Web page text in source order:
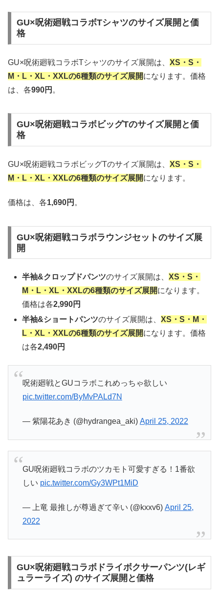
GU×呪術廻戦コラボTシャツのサイズ展開と価
格
GU×呪術廻戦コラボTシャツのサイズ展開は、 XS・S・
M・L・XL・XXLの6種類のサイズ展開になります。価格
は、各990円 。
GU×呪術廻戦コラボビッグTのサイズ展開と価
格
GU×呪術廻戦コラボビッグTのサイズ展開は、 XS・S・
M・L・XL・XXLの6種類のサイズ展開になります。
価格は、各1,690円 。
GU×呪術廻戦コラボラウンジセットのサイズ展
開
半袖&クロップドパンツのサイズ展開は、XS・S・
M・L・XL・XXLの6種類のサイズ展開になります。
価格は各2,990円
半袖&ショートパンツのサイズ展開は、XS・S・M・
L・XL・XXLの6種類のサイズ展開になります。価格
は各2,490円
呪術廻戦とGUコラボこれめっちゃ欲しい
pic.twitter.com/ByMvPALd7N
— 紫陽花あき (@hydrangea_aki) April 25, 2022
GU呪術廻戦コラボのツカモト可愛すぎる！1番欲
しい pic.twitter.com/Gy3WPt1MiD
— 上竜 最推しが尊過ぎて辛い (@kxxv6) April 25,
2022
GU×呪術廻戦コラボドライボクサーパンツ(レギ
ュラーライズ) のサイズ展開と価格